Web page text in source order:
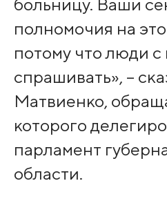
полномочия на
потому что люди с
спрашивать», –
Матвиенко,
которого
парламент
области.